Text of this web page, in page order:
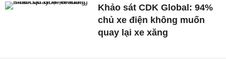
Khảo sát CDK Global: 94%
chủ xe điện không muốn
quay lại xe xăng